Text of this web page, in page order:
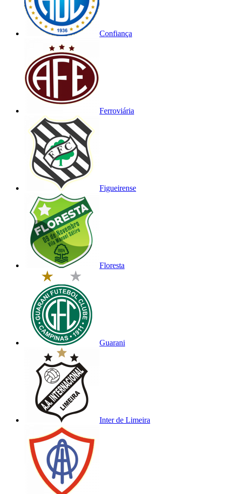
Confiança
Ferroviária
Figueirense
Floresta
Guarani
Inter de Limeira